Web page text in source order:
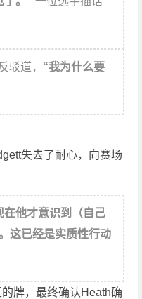
驳道， “我为什么要
失去了耐心，向赛场
在他才意识到（自己
这已经是实质性行动
牌，最终确认Heath确